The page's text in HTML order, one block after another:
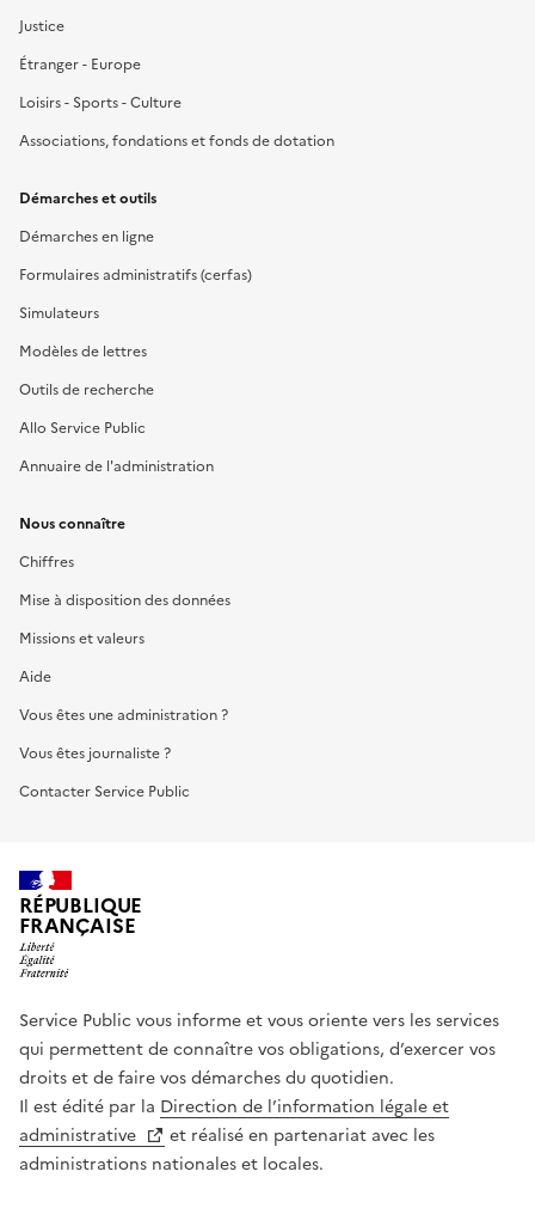
Justice
Étranger - Europe
Loisirs - Sports - Culture
Associations, fondations et fonds de dotation
Démarches et outils
Démarches en ligne
Formulaires administratifs (cerfas)
Simulateurs
Modèles de lettres
Outils de recherche
Allo Service Public
Annuaire de l'administration
Nous connaître
Chiffres
Mise à disposition des données
Missions et valeurs
Aide
Vous êtes une administration ?
Vous êtes journaliste ?
Contacter Service Public
RÉPUBLIQUE
FRANÇAISE
Service Public vous informe et vous oriente vers les services
qui permettent de connaître vos obligations, d’exercer vos
droits et de faire vos démarches du quotidien.
Il est édité par la Direction de l’information légale et
administrative
et réalisé en partenariat avec les
administrations nationales et locales.